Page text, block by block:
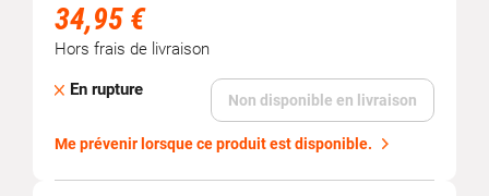
34,95 €
Hors frais de livraison
En rupture
Non disponible en livraison
Me prévenir lorsque ce produit est disponible.